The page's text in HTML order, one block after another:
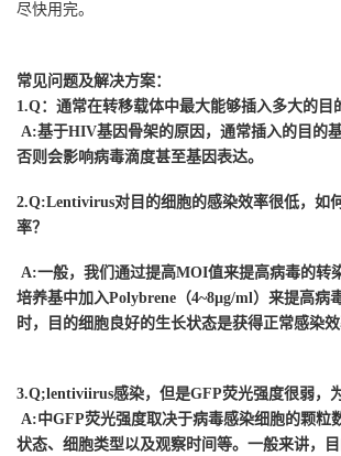
尽快用完。
常见问题及解决方案：
1.Q：通常在转移载体中最大能够插入多大的目
A:基于HIV基因骨架的原因，通常插入的目的
否则会影响病毒滴度甚至基因表达。
2.Q:Lentivirus对目的细胞的感染效率很低，如
率？
A:一般，我们通过提高MOI值来提高病毒的转
培养基中加入Polybrene（4~8µg/ml）来提高病
时，目的细胞良好的生长状态是获得正常感染效
3.Q;lentiviirus感染，但是GFP荧光强度很弱，
A:中GFP荧光强度取决于病毒感染细胞的颗粒
状态、细胞类型以及观察时间等。一般来讲，